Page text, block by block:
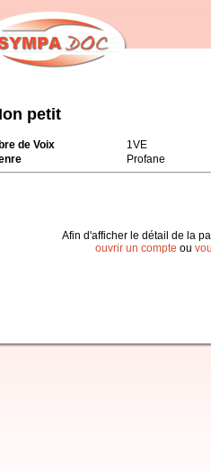
petit
de Voix
1VE
Profane
Afin d'afficher le détail de la
ouvrir un compte ou